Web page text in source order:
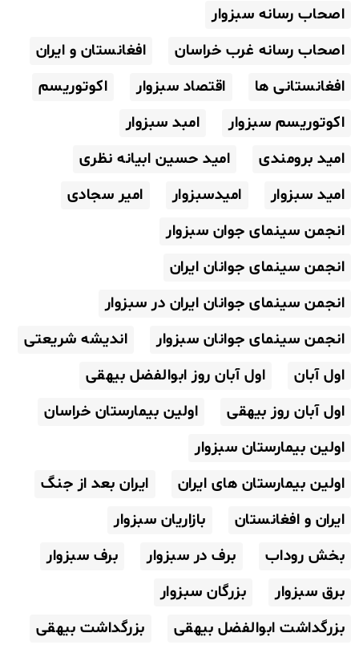
اصحاب رسانه سبزوار
اصحاب رسانه غرب خراسان
افغانستان و ایران
افغانستانی ها
اقتصاد سبزوار
اکوتوریسم
اکوتوریسم سبزوار
امبد سبزوار
امید برومندی
امید حسین ابیانه نظری
امید سبزوار
امیدسبزوار
امیر سجادی
انجمن سینمای جوان سبزوار
انجمن سینمای جوانان ایران
انجمن سینمای جوانان ایران در سبزوار
انجمن سینمای جوانان سبزوار
اندیشه شریعتی
اول آبان
اول آبان روز ابوالفضل بیهقی
اول آبان روز بیهقی
اولین بیمارستان خراسان
اولین بیمارستان سبزوار
اولین بیمارستان های ایران
ایران بعد از جنگ
ایران و افغانستان
بازاریان سبزوار
بخش روداب
برف در سبزوار
برف سبزوار
برق سبزوار
بزرگان سبزوار
بزرگداشت ابوالفضل بیهقی
بزرگداشت بیهقی